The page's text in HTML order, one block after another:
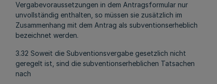
Vergabevoraussetzungen in dem Antragsformular nur
unvollständig enthalten, so müssen sie zusätzlich im
Zusammenhang mit dem Antrag als subventionserheblich
bezeichnet werden.
3.32 Soweit die Subventionsvergabe gesetzlich nicht
geregelt ist, sind die subventionserheblichen Tatsachen
nach